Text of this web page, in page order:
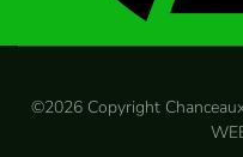
©2026Copyright